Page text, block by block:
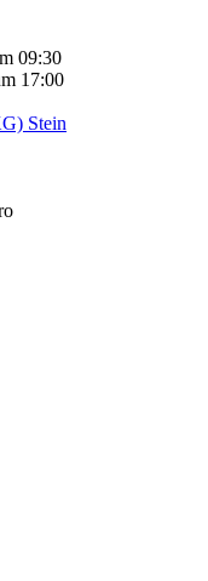
09:30
17:00
Stein